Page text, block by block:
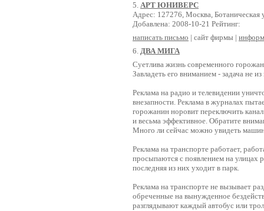
5. АРТ ЮНИВЕРС
Адрес: 127276, Москва, Ботаническая
Добавлена: 2008-10-21 Рейтинг:
написать письмо | сайт фирмы |
6. ДВА МИГА
Суетлива жизнь современного
Завладеть его вниманием - задача не
Реклама на радио и телевидении
внезапности. Реклама в журналах
горожанин норовит переключить
и весьма эффективное. Обратите
Много ли сейчас можно увидеть
Реклама на транспорте работает,
просыпаются с появлением на улицах
последняя из них уходит в парк.
Реклама на транспорте не вызывает
обреченные на вынужденное
разглядывают каждый автобус или